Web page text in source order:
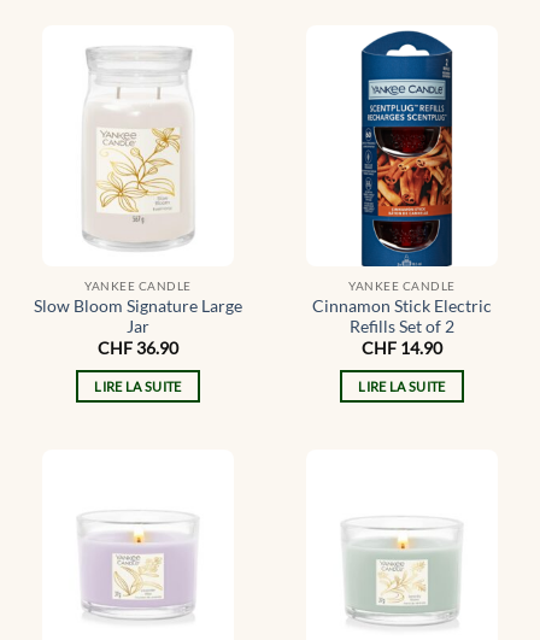
YANKEE CANDLE
Slow Bloom Signature Large
Jar
CHF36.90
LIRE LA SUITE
YANKEE CANDLE
Cinnamon Stick Electric
Refills Set of 2
CHF 14.90
LIRE LA SUITE